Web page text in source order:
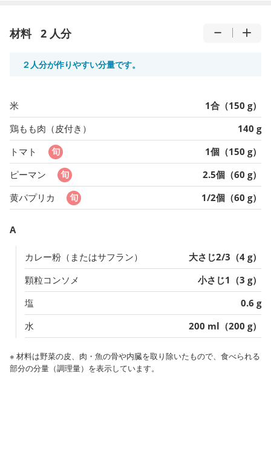
材料 2 人分
２人分が作りやすい分量です。
米
1合（150 g）
鶏もも肉（皮付き）
140 g
トマト
1個（150 g）
ピーマン
2.5個（60 g）
黄パプリカ
1/2個（60 g）
A
カレー粉（またはサフラン）
大さじ2/3（4 g）
顆粒コンソメ
小さじ1（3 g）
塩
0.6 g
水
200 ml（200 g）
※ 材料は野菜の皮、肉・魚の骨や内臓を取り除いたもので、食べられる
部分の分量（調理量）を表示しています。